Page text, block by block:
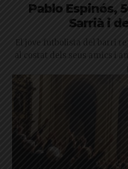
Pablo Espinós,
Sarrià i
El jove futbolista del barri
al costat dels seus amics i